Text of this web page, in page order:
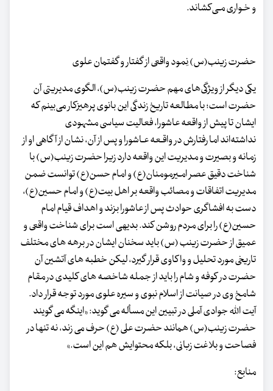
و خـواری‌ مـی‌کشاند.
حضرت زینب(س) نِمود واقعی از گفتار و گفتمان علوی
یکی دیگر از ویژگی‌های مهم حضرت زینب(س)، الگوی مدیریتی آن
حضرت است؛ با مطالعه تاریخ زندگی این بانوی پرهیزکار می‌بینم که
ایشان تا پیش از واقعه عاشورا، فعالیت سیاسی مشهودی
نداشته‌اند اما رفتارش در واقـعه عـاشورا و پس از آن، نشان از آگاهی او از
زمانه و بصیرت و مدیریت این واقعه دارد زیرا حضرت زینب(س) با
شناخت دقیق عصر امـیرمومنان(ع) و امام حسن(ع) توانست ضمن
مدیریت اتفاقات و مصائب واقعه بر اهل بیت(ع) و امام حسین(ع)،
دست به افشاگری حوادث پس از عاشورا بزند و اهداف قیام امام
حسین(ع) را برای مردم روشن کند. بدیهی است برای شناخت واقعی و
عمیق از حضرت زینب (س) باید سخنان ایشان در برهه های مختلف
تاریخی مورد تحلیل و واکاوی قرار گیرد، لیکن خطبه های آتشین آن
حضرت در کوفه و شام را باید از جمله شاخصه های کلیدی در مقام
شامخ وی در صیانت از اسلام نبوی و سیره علوی مورد توجه قرار داد.
آیت الله جوادی آملی در تبیین این مسأله می گوید:«اینگه می گویند
حضرت زینب(س) همانند حضرت علی (ع) حرف می زند، نه تنها در
فصاحت و بلاغت زبانی، بلکه محتوایش هم این است.»
منابع: